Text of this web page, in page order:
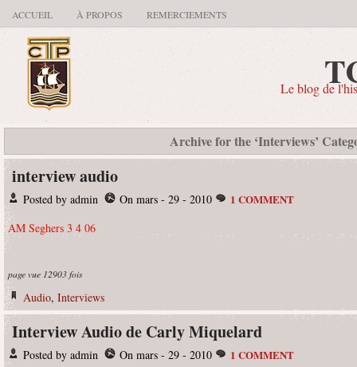
ACCUEIL À PROPOS REMERCIEMENTS
Le blog de
Archive for the ‘Interviews’
interview audio
Posted by admin On mars - 29 - 2010
1 COMMENT
AM Seghers 3 4 06
page vue 12903 fois
Audio, Interviews
Interview Audio de Carly Miquelard
Posted by admin On mars - 29 - 2010
1 COMMENT